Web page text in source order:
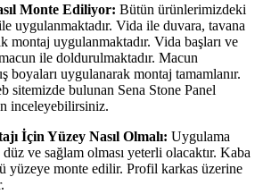
Monte Ediliyor: Bütün ürünlerimizdeki
uygulanmaktadır. Vida ile duvara, tavana
montaj uygulanmaktadır. Vida başları ve
ile doldurulmaktadır. Macun
boyaları uygulanarak montaj tamamlanır.
sitemizde bulunan Sena Stone Panel
inceleyebilirsiniz.
İçin Yüzey Nasıl Olmalı: Uygulama
ve sağlam olması yeterli olacaktır. Kaba
yüzeye monte edilir. Profil karkas üzerine